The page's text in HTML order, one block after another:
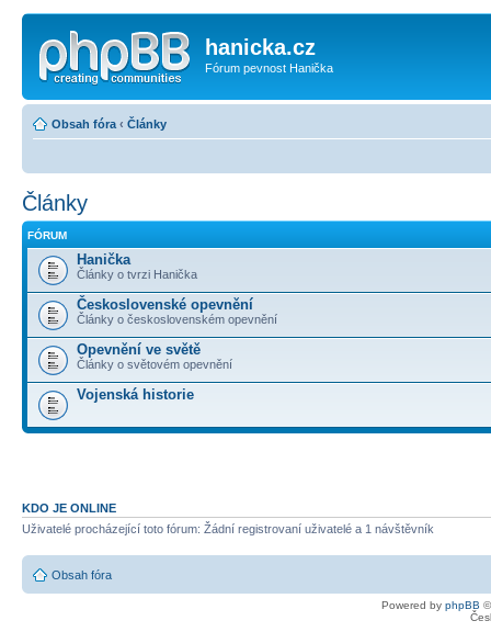
hanicka.cz
Fórum pevnost Hanička
Obsah fóra ‹ Články
Články
FÓRUM
Hanička
Články o tvrzi Hanička
Československé opevnění
Články o československém opevnění
Opevnění ve světě
Články o světovém opevnění
Vojenská historie
KDO JE ONLINE
Uživatelé procházející toto fórum: Žádní registrovaní uživatelé a 1 návštěvník
Obsah fóra
Powered by phpBB